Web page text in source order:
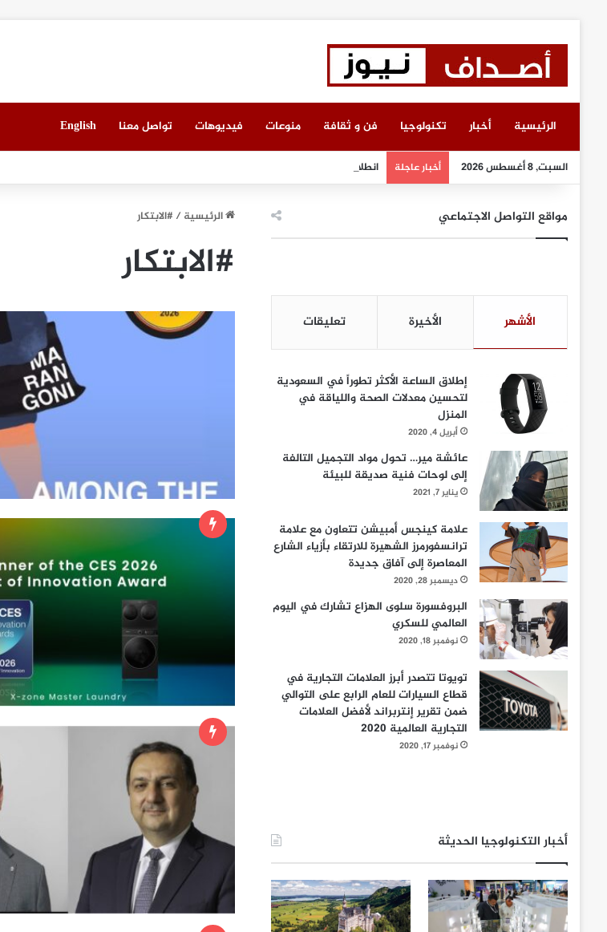
الرئيسية أخبار تكنولوجيا فن و ثقافة منوعات فيديوهات تواصل معنا English
السبت, 8 أغسطس 2026 أخبار عاجلة انطلاق أعمال معرض “سيريدو” العقاري الخامس في جدة مطلع سبتمبر المقبل
الرئيسية/ #الابتكار
#الابتكار
مواقع التواصل الاجتماعي
الأشهر الأخيرة تعليقات
إطلاق الساعة الأكثر تطوراً في السعودية
لتحسين معدلات الصحة واللياقة في
المنزل
أبريل 4, 2020
عائشة مير… تحول مواد التجميل التالفة
إلى لوحات فنية صديقة للبيئة
يناير 7, 2021
علامة كينجس أمبيشن تتعاون مع علامة
ترانسفورمرز الشهيرة للارتقاء بأزياء الشارع
المعاصرة إلى آفاق جديدة
ديسمبر 28, 2020
البروفسورة سلوى الهزاع تشارك في اليوم
العالمي للسكري
نوفمبر 18, 2020
تويوتا تتصدر أبرز العلامات التجارية في
قطاع السيارات للعام الرابع على التوالي
ضمن تقرير إنتربراند لأفضل العلامات
التجارية العالمية 2020
نوفمبر 17, 2020
أخبار التكنولوجيا الحديثة